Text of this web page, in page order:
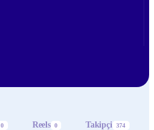
0 Reels 0 Takipçi 374